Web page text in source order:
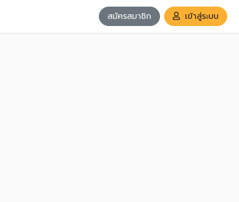
สมัครสมาชิก เข้าสู่ระบบ